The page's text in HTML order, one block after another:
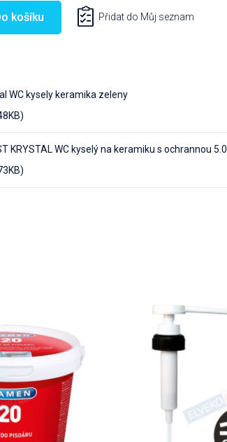
košíku Přidat do Můj seznam
WC kysely keramika zeleny
KRYSTAL WC kyselý na keramiku s ochrannou 5.0